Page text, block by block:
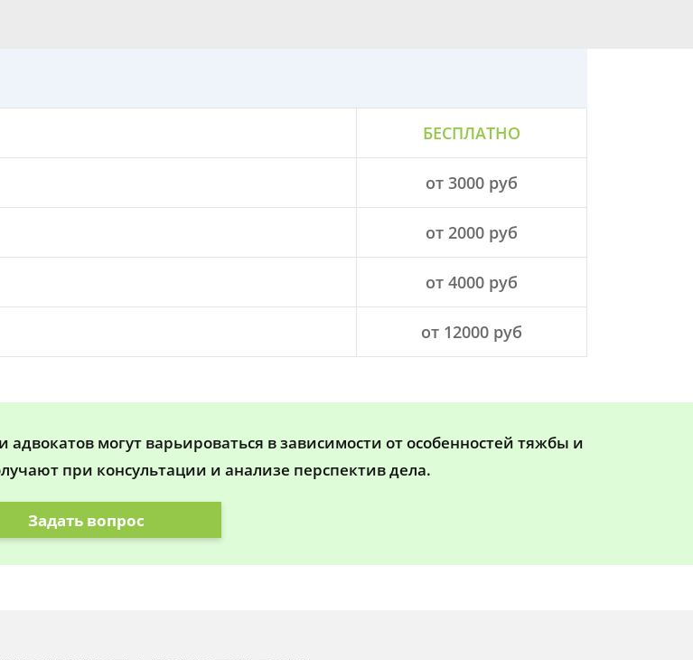
БЕСПЛАТНО
от 3000 руб
от 2000 руб
от 4000 руб
от 12000 руб
могут варьироваться в зависимости от особенностей тяжбы и
при консультации и анализе перспектив дела.
Задать вопрос